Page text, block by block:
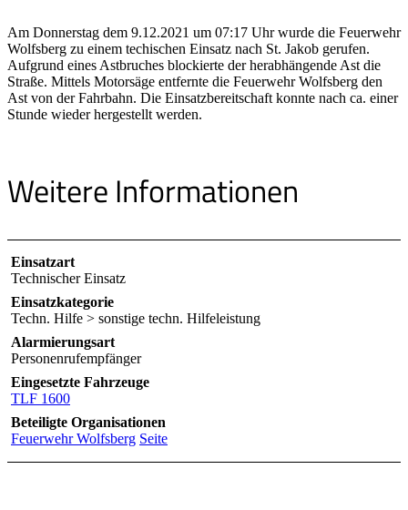
Am Donnerstag dem 9.12.2021 um 07:17 Uhr wurde die Feuerwehr
Wolfsberg zu einem techischen Einsatz nach St. Jakob gerufen.
Aufgrund eines Astbruches blockierte der herabhängende Ast die
Straße. Mittels Motorsäge entfernte die Feuerwehr Wolfsberg den
Ast von der Fahrbahn. Die Einsatzbereitschaft konnte nach ca. einer
Stunde wieder hergestellt werden.
Weitere Informationen
Einsatzart
Technischer Einsatz
Einsatzkategorie
Techn. Hilfe > sonstige techn. Hilfeleistung
Alarmierungsart
Personenrufempfänger
Eingesetzte Fahrzeuge
TLF 1600
Beteiligte Organisationen
Feuerwehr Wolfsberg Seite